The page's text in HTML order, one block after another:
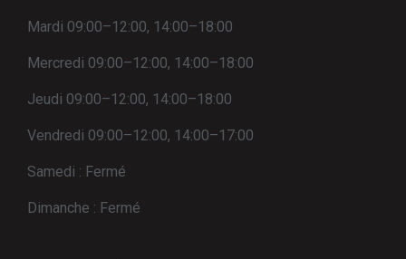
Mardi 09:00–12:00, 14:00–18:00
Mercredi 09:00–12:00, 14:00–18:00
Jeudi 09:00–12:00, 14:00–18:00
Vendredi 09:00–12:00, 14:00–17:00
Samedi : Fermé
Dimanche : Fermé